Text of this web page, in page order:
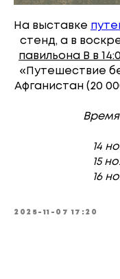
На выставке
стенд, а в
павильона В в
«Путешествие
Афганистан (20
14
15
16
2025-11-07 17:20